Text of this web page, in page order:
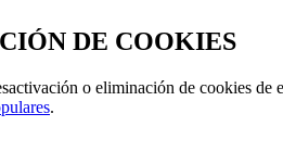
DE COOKIES
o eliminación de cookies
.